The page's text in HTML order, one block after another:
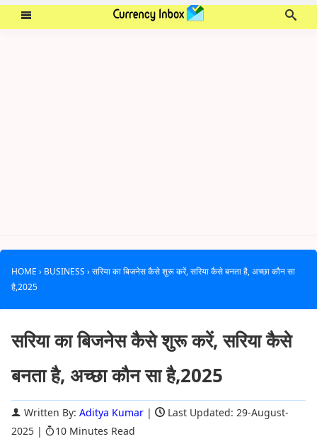
HOME › BUSINESS › सरिया का बिजनेस कैसे शुरू करें, सरिया कैसे बनता है, अच्छा कौन सा
है,2025
सरिया का बिजनेस कैसे शुरू करें, सरिया कैसे
बनता है, अच्छा कौन सा है,2025
Written By: Aditya Kumar |
Last Updated: 29-August-
2025 | 10 Minutes Read